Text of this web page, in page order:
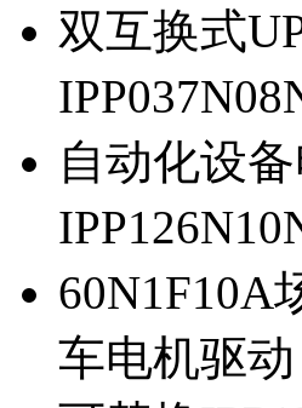
双互换式
自动化设
60N1F10A
车电机驱动